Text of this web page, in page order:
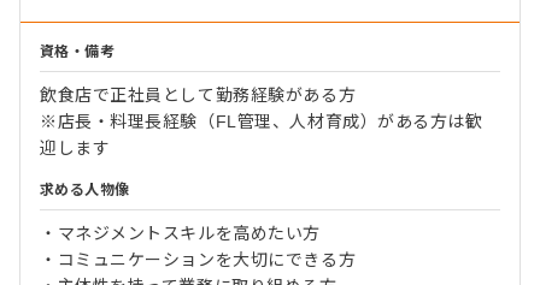
資格・備考
飲食店で正社員として勤務経験がある方
※店長・料理長経験（FL管理、人材育成）がある方は歓
迎します
求める人物像
・マネジメントスキルを高めたい方
・コミュニケーションを大切にできる方